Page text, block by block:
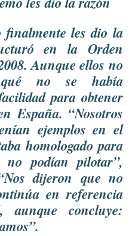
les dio la
en la Orden
Aunque ellos no
qué no se había
para obtener
España. “Nosotros
ejemplos en el
homologado para
podían pilotar”,
dijeron que no
en referencia
aunque concluye: